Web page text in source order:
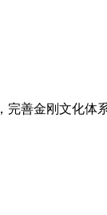
完善金刚文化体